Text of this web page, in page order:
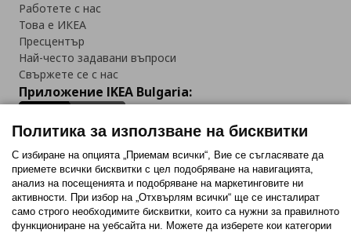
Работете с нас
Това е ИКЕА
Пресцентър
Най-често задавани въпроси
Свържете се с нас
Приложение IKEA Bulgaria:
Последвайте ни:
FacebookTwitterYoutubePinterestInstagram
Политика за използване на бисквитки
С избиране на опцията „Приемам всички“, Вие се съгласявате да
приемете всички бисквитки с цел подобряване на навигацията,
анализ на посещенията и подобряване на маркетинговите ни
активности. При избор на „Отхвърлям всички“ ще се инсталират
само строго необходимитe бисквитки, които са нужни за правилното
функциониране на уебсайта ни. Можете да изберете кои категории